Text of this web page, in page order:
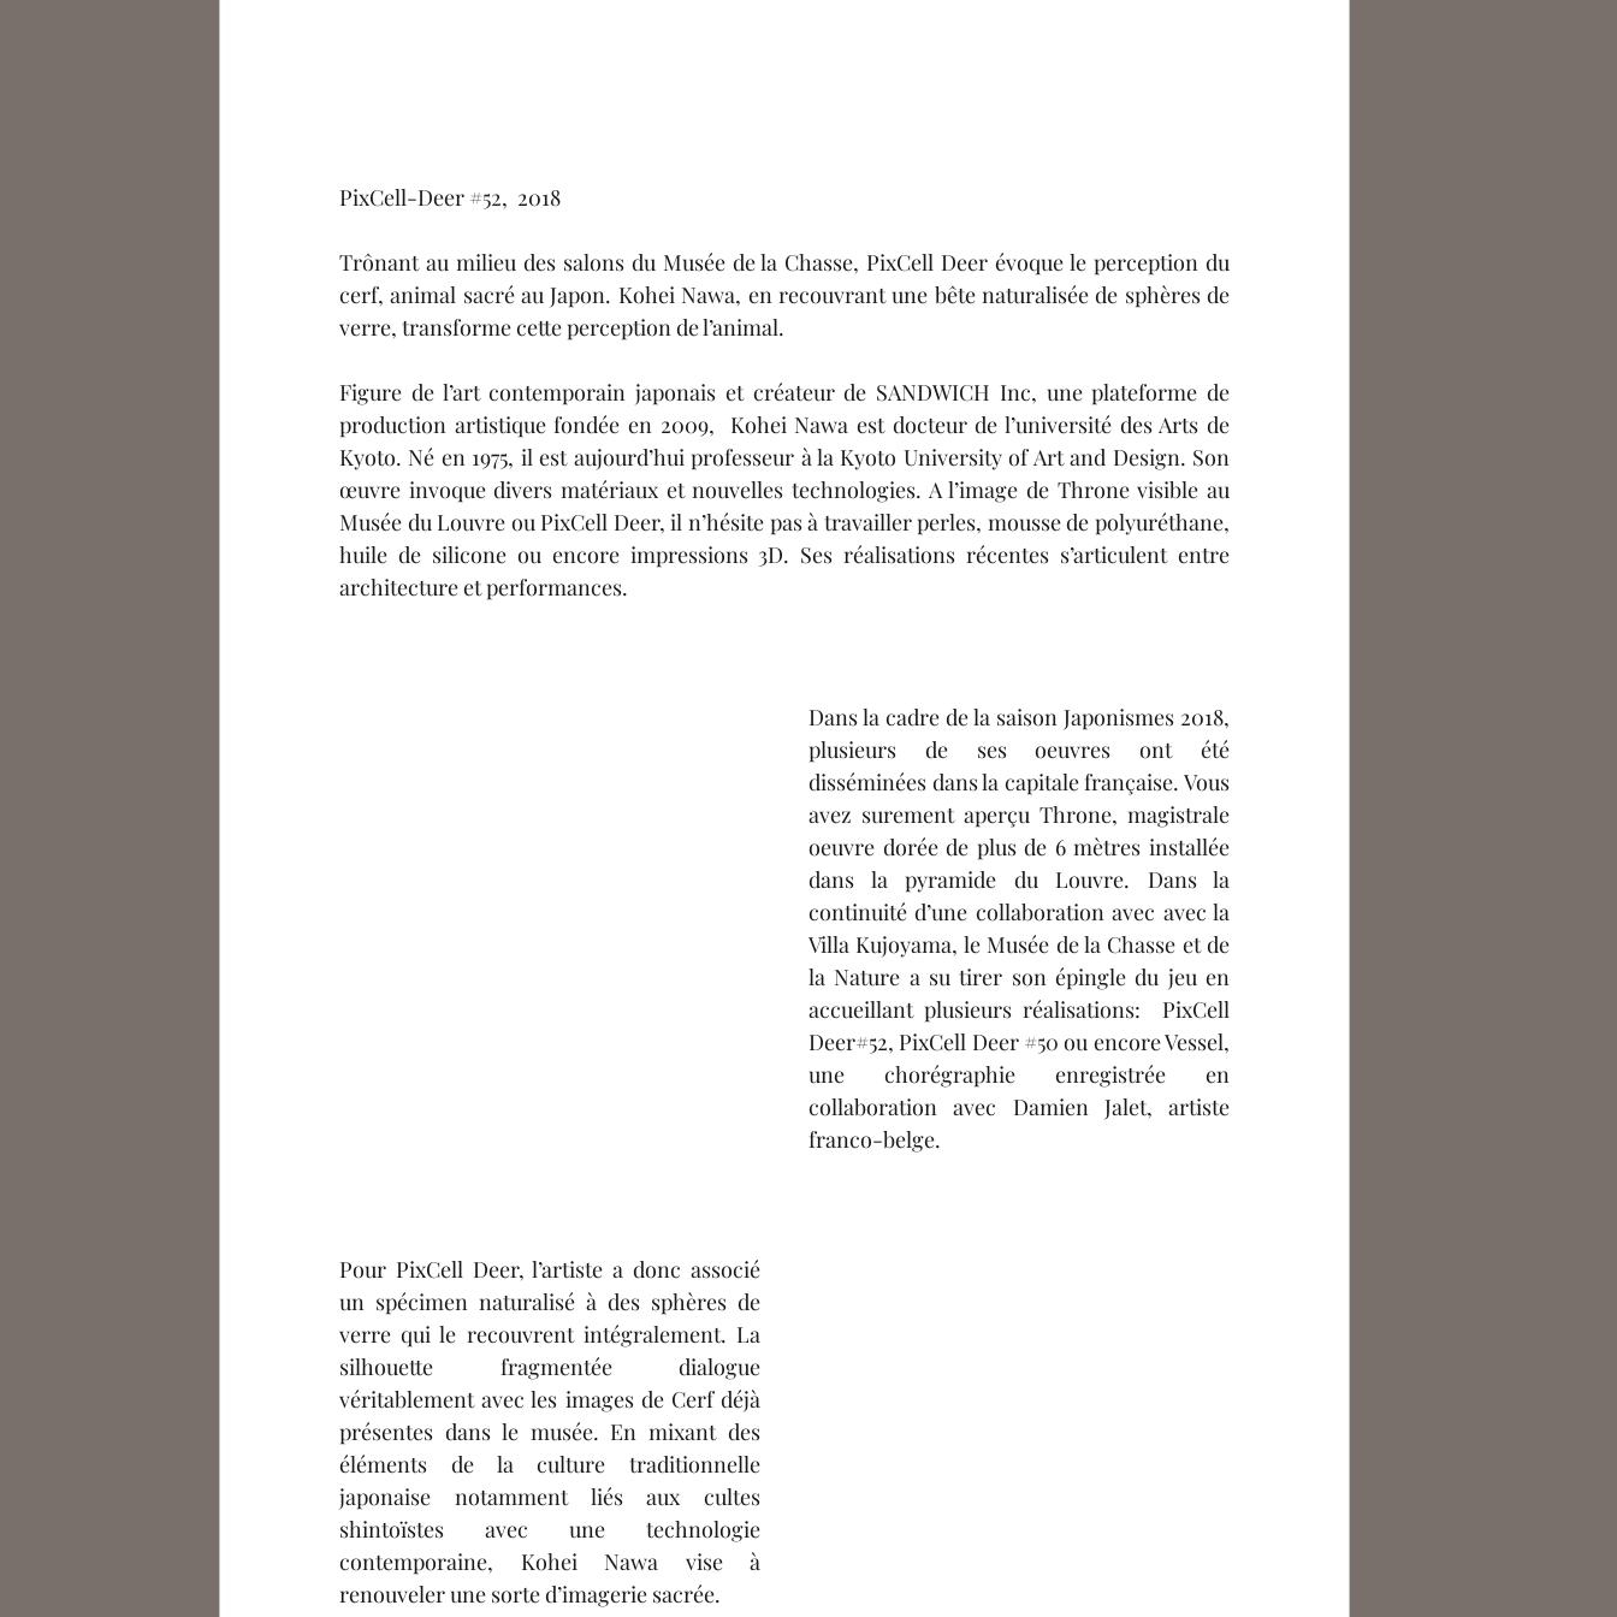
PixCell-Deer #52,  2018
Trônant au milieu des salons du Musée de la Chasse, PixCell Deer évoque le perception du
cerf, animal sacré au Japon. Kohei Nawa, en recouvrant une bête naturalisée de sphères de
verre, transforme cette perception de l’animal.
Figure de l’art contemporain japonais et créateur de SANDWICH Inc, une plateforme de
production artistique fondée en 2009,  Kohei Nawa est docteur de l’université des Arts de
Kyoto. Né en 1975, il est aujourd’hui professeur à la Kyoto University of Art and Design. Son
œuvre invoque divers matériaux et nouvelles technologies. A l’image de Throne visible au
Musée du Louvre ou PixCell Deer, il n’hésite pas à travailler perles, mousse de polyuréthane,
huile de silicone ou encore impressions 3D. Ses réalisations récentes s’articulent entre
architecture et performances.
Dans la cadre de la saison Japonismes 2018,
plusieurs de ses oeuvres ont été
disséminées dans la capitale française. Vous
avez surement aperçu Throne, magistrale
oeuvre dorée de plus de 6 mètres installée
dans la pyramide du Louvre. Dans la
continuité d’une collaboration avec avec la
Villa Kujoyama, le Musée de la Chasse et de
la Nature a su tirer son épingle du jeu en
accueillant plusieurs réalisations:  PixCell
Deer#52, PixCell Deer #50 ou encore Vessel,
une chorégraphie enregistrée en
collaboration avec Damien Jalet, artiste
franco-belge.
Pour PixCell Deer, l’artiste a donc associé
un spécimen naturalisé à des sphères de
verre qui le recouvrent intégralement. La
silhouette fragmentée dialogue
véritablement avec les images de Cerf déjà
présentes dans le musée. En mixant des
éléments de la culture traditionnelle
japonaise notamment liés aux cultes
shintoïstes avec une technologie
contemporaine, Kohei Nawa vise à
renouveler une sorte d’imagerie sacrée.